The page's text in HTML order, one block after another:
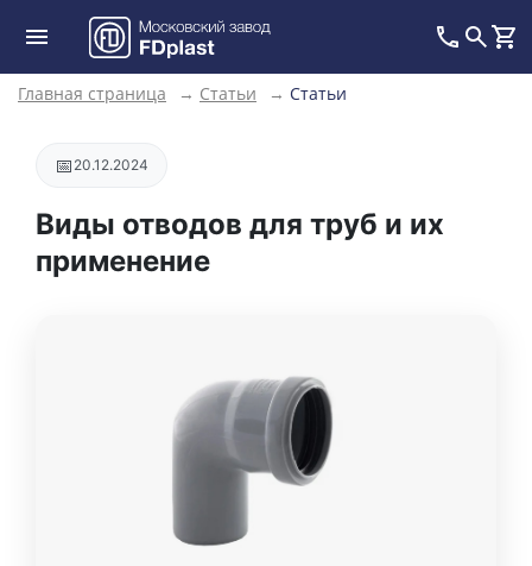
Главная страница → Статьи → Статьи
📅 20.12.2024
Виды отводов для труб и их
применение